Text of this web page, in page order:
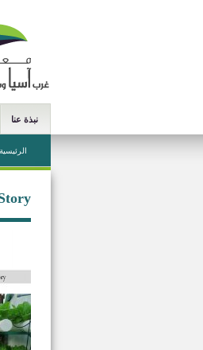
نبذة عنا
الرئيسية